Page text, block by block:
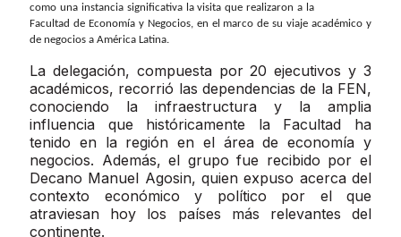
como una instancia significativa la visita que realizaron a la
Facultad de Economía y Negocios, en el marco de su viaje académico y
de negocios a América Latina.
La delegación, compuesta por 20 ejecutivos y 3
académicos, recorrió las dependencias de la FEN,
conociendo la infraestructura y la amplia
influencia que históricamente la Facultad ha
tenido en la región en el área de economía y
negocios. Además, el grupo fue recibido por el
Decano Manuel Agosin, quien expuso acerca del
contexto económico y político por el que
atraviesan hoy los países más relevantes del
continente.